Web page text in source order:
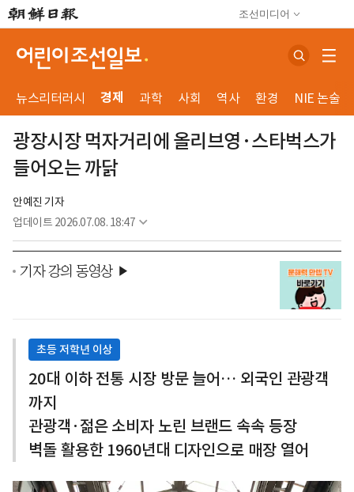
조선미디어
뉴스리터러시 경제 과학 사회 역사 환경 NIE 논술
광장시장 먹자거리에 올리브영·스타벅스가
들어오는 까닭
안예진 기자
업데이트 2026.07.08. 18:47
기자 강의 동영상 ▶
초등 저학년 이상
20대 이하 전통 시장 방문 늘어… 외국인 관광객
까지
관광객·젊은 소비자 노린 브랜드 속속 등장
벽돌 활용한 1960년대 디자인으로 매장 열어